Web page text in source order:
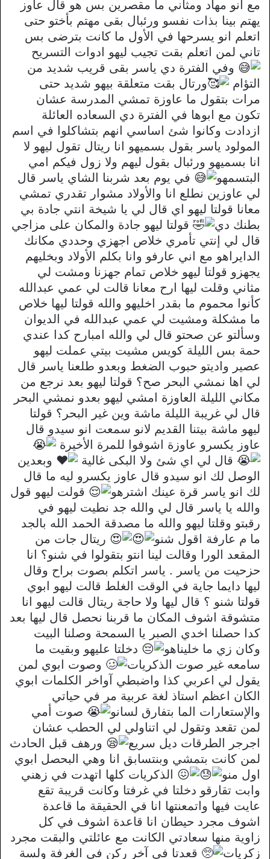
مع انو مهاد ومثاني ما مقصرين بس هو قال عاوز
يهتم بينا بذات نفسو ورئبال بقى مهتم بأختو حتى
اتعلم انو يسرحها في الأول ما كانت بترضى بس
تاني لمن اتعلم بقت تجيب ليهو ادوات التسريح
وفي الفترة دي ياسر بقى قريب شديد من
التؤام
ورتال بقت متعلقة بيهو شديد حتى
مرات بتقول ما عاوزة تمشي المدرسة عشان
تكون مع ابوها في الفترة دي السعاده العائلة
ازدادت وكانوا شئ اساسي انهم بتشاكلوا في اسم
المولود ياسر بقول بسميهو انا ريتال تقول ليهو لا
انا بسميهو ورئبال بقول ليهم ولا زول فيكم امي
البتسمهو
في يوم بعد شربنا الشاي ياسر قال
لي عاوزين نطلع انا والأولاد مشوار تقدري تمشي
معانا قولتا ليهو اي قال لي يا شيخة انتي جادة بي
بطنك دي
قولتا ليهو جادة والمكان على مزاجي
قال لي إنتي تأمري خلاص اجهزي وحددي مكانك
الدايراهو مع اني عارفو وانا بكلم الأولاد وبخليهم
يجهزو قولتا ليهو خلاص تمام جهزنا ومشت لي
مثاني وقلت ليها ارح معانا قالت لي عمي عبدالله
كأنوا محموم ما بقدر اخليهو والله قولتا ليها خلاص
ما مشكلة ومشيت لي عمي عبدالله في الديوان
وسألتو عن صحتو قال لي والله امبارح كدا عندي
حمة بس الليلة كويس مشيت بيتي عملت ليهو
عصير واديتو حبوب الضغط وبعدو طلعنا ياسر قال
لي اها نمشي البحر صح؟ قولتا ليهو بعد نرجع من
مكاني الليلة العاوزة امشي ليهو بعدو نمشي البحر
قال لي غريبة الليلة ماشة وين غير البحر؟ قولتا
ليهو ماشة بيتنا القديم لانو سمعت انو سيدو قال
عاوز يكسرو عاوزة اشوفوا للمرة الأخيرة
قال لي اي شئ ولا البكى غالية
وبعدين
الوصل لك انو سيدو قال عاوز يكسرو ليه ما قال
لك انو ياسر قرة عينك اشترهو
قولت ليهو قول
والله يا ياسر قال لي والله جد نطيت ليهو في
رقبتو وقلتا ليهو والله ما مصدقة الحمد الله بالجد
ما م عارفة اقول شنو
ريتال جات من
المقعد الورا وقالت لينا انتو بتقولوا في شنو؟ انا
حزحيت من ياسر . ياسر اتكلم بصوت براح وقال
ليها دايما جاية في الوقت الغلط قالت ليهو ابوي
قولتا شنو ؟ قال ليها ولا حاجة ريتال قالت ليهو انا
متشوقة اشوف المكان ما قربنا نحصل قال ليها بعد
كدا حصلنا اخدي الصبر يا السمحة وصلنا البيت
وكان زي ما خليناهو
دخلتا عليهو وبقيت ما
سامعه غير صوت الذكريات
وصوت ابوي لمن
يقول لي اعربي كذا واضبطي آواخر الكلمات ابوي
الكان اعظم استاذ لغة عربية مر في حياتي
والإستعارات الما بتفارق لسانو
صوت أمي
لمن تقعد وتقول لي اتناولي لي الحطب عشان
اجرجر الطرقات ديل سريع
ورهف قبل الحادث
لمن كانت بتمشي وبنتسابق انا وهي البحصل ابوي
اول منو
الذكريات كلها اتهدت في زهني
وابت تقارقو دخلتا في غرفتا وكانت قريبة تقع
عايت فيها واتمعنتها انا في الحقيقة ما قاعدة
اشوف مجرد حيطان انا قاعدة اشوف في كل
زاوية منها سعادتي الكانت مع عائلتي والبقت مجرد
زكريات
قعدتا في آخر ركن في الغرفة ولسة